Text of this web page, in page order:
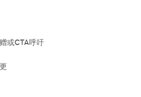
或CTA呼吁